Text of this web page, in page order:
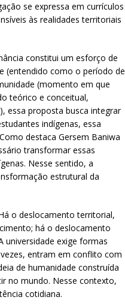
se expressa em currículos
às realidades territoriais
constitui um esforço de
(entendido como o período de
(momento em que
teórico e conceitual,
essa proposta busca integrar
indígenas, essa
destaca Gersem Baniwa
transformar essas
Nesse sentido, a
estrutural da
o deslocamento territorial,
há o deslocamento
universidade exige formas
entram em conflito com
de humanidade construída
no mundo. Nesse contexto,
cotidiana.